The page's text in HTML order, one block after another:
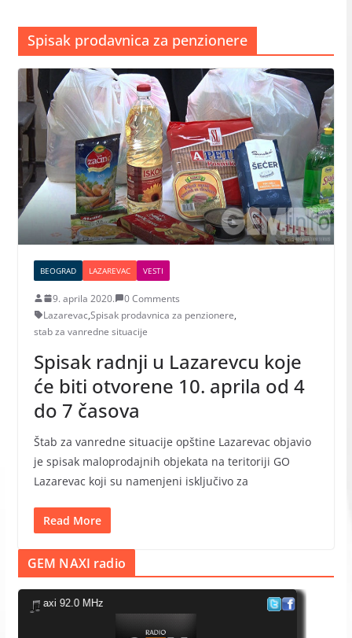
Spisak prodavnica za penzionere
BEOGRAD LAZAREVAC VESTI
9. aprila 2020.
0 Comments
Lazarevac,Spisak prodavnica za penzionere,
stab za vanredne situacije
Spisak radnji u Lazarevcu koje
će biti otvorene 10. aprila od 4
do 7 časova
Štab za vanredne situacije opštine Lazarevac objavio
je spisak maloprodajnih objekata na teritoriji GO
Lazarevac koji su namenjeni isključivo za
Read More
GEM NAXI radio